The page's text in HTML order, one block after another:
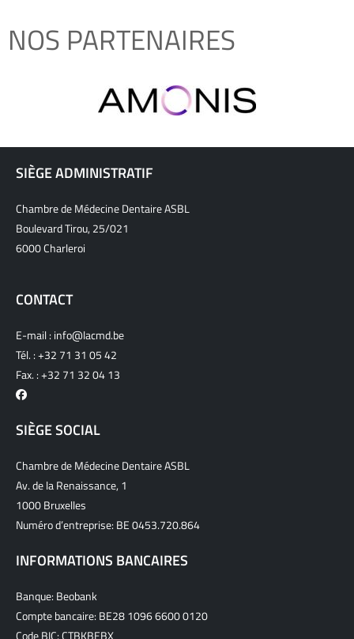
NOS PARTENAIRES
SIÈGE ADMINISTRATIF
Chambre de Médecine Dentaire ASBL
Boulevard Tirou, 25/021
6000 Charleroi
CONTACT
E-mail : info@lacmd.be
Tél. :+32 71 31 05 42
Fax. : +32 71 32 04 13
SIÈGE SOCIAL
Chambre de Médecine Dentaire ASBL
Av. de la Renaissance, 1
1000 Bruxelles
Numéro d’entreprise: BE 0453.720.864
INFORMATIONS BANCAIRES
Banque: Beobank
Compte bancaire: BE28 1096 6600 0120
Code BIC: CTBKBEBX